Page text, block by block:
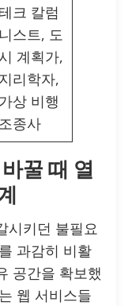
테크 칼럼
니스트, 도
시 계획가,
지리학자,
가상 비행
조종사
꿀 때 열
시키던 불필요
과감히 비활
공간을 확보했
웹 서비스들